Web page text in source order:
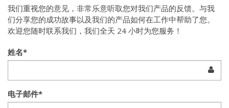
我们重视您的意见，非常乐意听取您对我们产品的反馈。与我
们分享您的成功故事以及我们的产品如何在工作中帮助了您。
欢迎您随时联系我们，我们全天 24 小时为您服务！
姓名*
电子邮件*